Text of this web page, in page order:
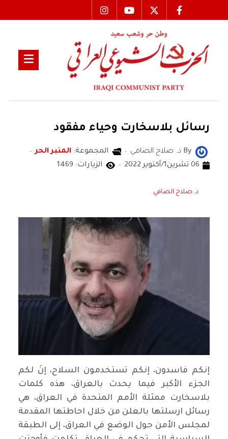
رسائل بلاسخارت وحياء مفقود
By د. صلاح الصافي المجموعة: المنبر الحر
06 تشرين1/أكتوير 2022
الزيارات: 1469
د. صلاح الصافي
إنكم فاسدون، إنكم تستخدمون السلاح، إنَ لكم
الجزء الأكبر فيما يحدث بالعراق، هذه كلمات
بلاسخارت ممثلة الأمم المتحدة في العراق، هي
رسائل ارسلتها بالعلن من خلال احاطتها المقدمة
لمجلس الأمن حول الوضع في العراق، إلى الطبقة